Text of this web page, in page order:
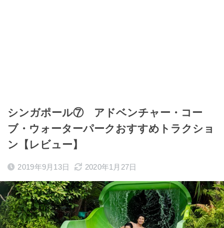
シンガポール⑦ アドベンチャー・コー
ブ・ウォーターパークおすすめトラクショ
ン【レビュー】
2019年9月13日 2020年1月27日